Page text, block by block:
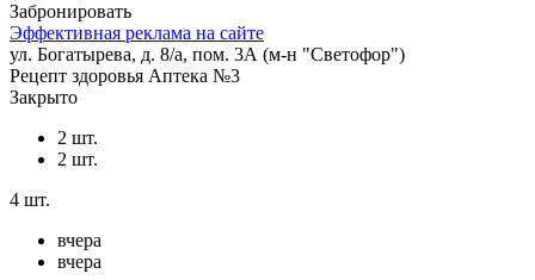
Забронировать
Эффективная реклама на сайте
ул. Богатырева, д. 8/а, пом. 3А (м-н "Светофор")
Рецепт здоровья Аптека №3
Закрыто
2 шт.
2 шт.
4 шт.
вчера
вчера